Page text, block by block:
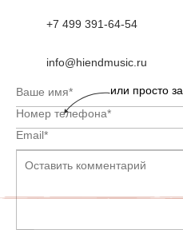
+7 499 391-64-54
info@hiendmusic.ru
или просто